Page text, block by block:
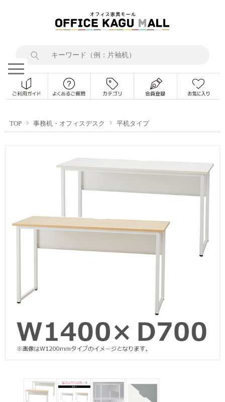
TOP 事務机・オフィスデスク 平机タイプ